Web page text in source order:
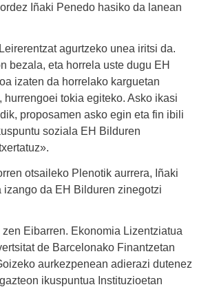
Iñaki Penedo hasiko da lanean
agurtzeko unea iritsi da.
bezala, eta horrela uste dugu EH
izaten da horrelako karguetan
hurrengoei tokia egiteko. Asko ikasi
proposamen asko egin eta fin ibili
soziala EH Bilduren
otsaileko Plenotik aurrera, Iñaki
izango da EH Bilduren zinegotzi
Eibarren. Ekonomia Lizentziatua
de Barcelonako Finantzetan
aurkezpenean adierazi dutenez
ikuspuntua Instituzioetan